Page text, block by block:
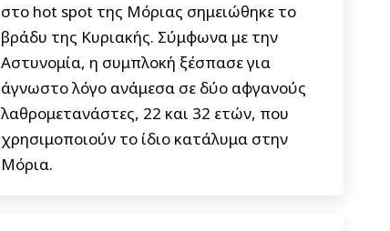
στο hot spot της Μόριας σημειώθηκε το
βράδυ της Κυριακής. Σύμφωνα με την
Αστυνομία, η συμπλοκή ξέσπασε για
άγνωστο λόγο ανάμεσα σε δύο αφγανούς
λαθρομετανάστες, 22 και 32 ετών, που
χρησιμοποιούν το ίδιο κατάλυμα στην
Μόρια.